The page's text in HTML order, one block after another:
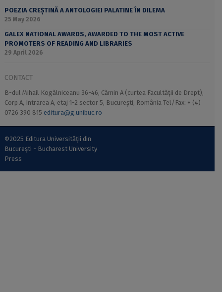
POEZIA CREȘTINĂ A ANTOLOGIEI PALATINE ÎN DILEMA
25 May 2026
GALEX NATIONAL AWARDS, AWARDED TO THE MOST ACTIVE
PROMOTERS OF READING AND LIBRARIES
29 April 2026
CONTACT
B-dul Mihail Kogălniceanu 36-46, Cămin A (curtea Facultății de Drept),
Corp A, Intrarea A, etaj 1-2 sector 5, București, România Tel/Fax: + (4)
0726 390 815 editura@g.unibuc.ro
©2025 Editura Universității din
București - Bucharest University
Press